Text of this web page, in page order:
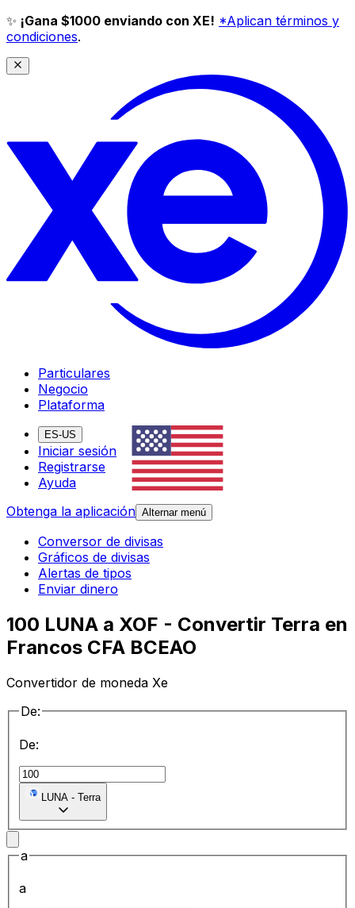
✨ ¡Gana $1000 enviando con XE! *Aplican términos y
condiciones.
Particulares
Negocio
Plataforma
ES-US
Iniciar sesión
Registrarse
Ayuda
Obtenga la aplicación Alternar menú
Conversor de divisas
Gráficos de divisas
Alertas de tipos
Enviar dinero
100 LUNA a XOF - Convertir Terra en
Francos CFA BCEAO
Convertidor de moneda Xe
De:
De:
LUNA - Terra
a
a